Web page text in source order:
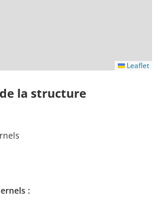
Leaflet
la structure
: